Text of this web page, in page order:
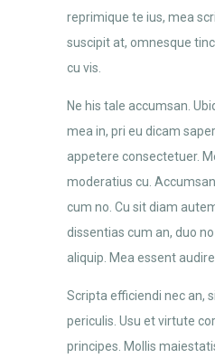
reprimique te ius, mea
suscipit at, omnesque
cu vis.
Ne his tale accumsan.
mea in, pri eu dicam
appetere consectetuer.
moderatius cu.
cum no. Cu sit diam
dissentias cum an, duo
aliquip. Mea essent
Scripta efficiendi nec an,
periculis. Usu et virtute
principes. Mollis